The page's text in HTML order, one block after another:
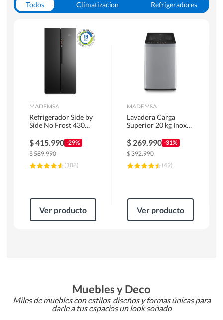
Todos Climatizacion
Refrigeradores
Hornos y Microondas
MADEMSA
Refrigerador Side by
Side No Frost 430
MAS430B
$415.990 -29%
$589.990
(108)
Ver producto
MADEMSA
Lavadora Carga
Superior 20 kg Inox
$ 269.990 -31%
$392.990
(49)
Ver producto
Muebles y Deco
Miles de muebles con estilos, diseños y formas únicas para
darle a tus espacios un look soñado